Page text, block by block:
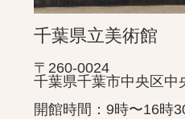
千葉県立美術館
〒260-0024
千葉県千葉市中央区中
開館時間：9時〜16時